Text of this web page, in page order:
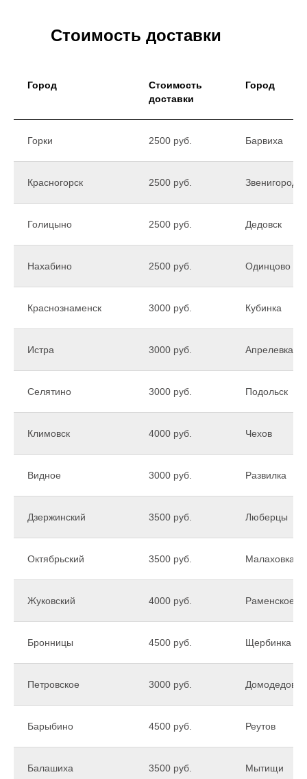
Стоимость доставки
Город
Стоимость
доставки
Город
Горки 2500 руб. Барвиха
Красногорск 2500 руб. Звенигород
Голицыно 2500 руб. Дедовск
Нахабино 2500 руб. Одинцово
Краснознаменск 3000 руб. Кубинка
Истра 3000 руб. Апрелевка
Селятино 3000 руб. Подольск
Климовск 4000 руб. Чехов
Видное 3000 руб. Развилка
Дзержинский 3500 руб. Люберцы
Октябрьский 3500 руб. Малаховка
Жуковский 4000 руб. Раменское
Бронницы 4500 руб. Щербинка
Петровское 3000 руб. Домодедово
Барыбино 4500 руб. Реутов
Балашиха 3500 руб. Мытищи